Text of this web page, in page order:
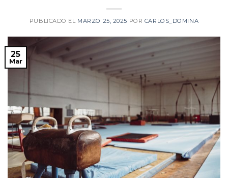
PUBLICADO EL MARZO 25, 2025 POR CARLOS_DOMINA
25
Mar